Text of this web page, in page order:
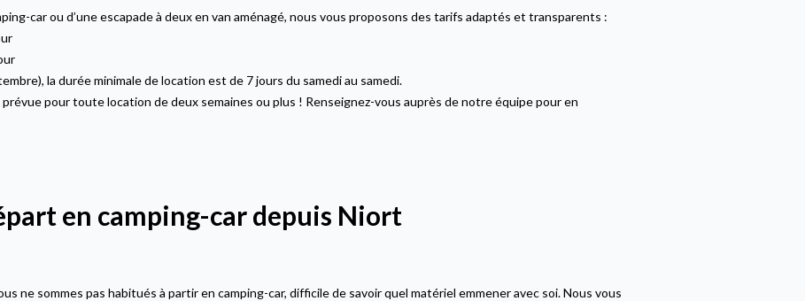
car ou d’une escapade à deux en van aménagé, nous vous proposons des tarifs adaptés et transparents :
la durée minimale de location est de 7 jours du samedi au samedi.
pour toute location de deux semaines ou plus ! Renseignez-vous auprès de notre équipe pour en
en camping-car depuis Niort
ne sommes pas habitués à partir en camping-car, difficile de savoir quel matériel emmener avec soi. Nous vous